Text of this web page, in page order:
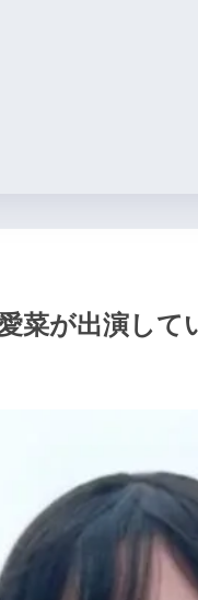
菜が出演して